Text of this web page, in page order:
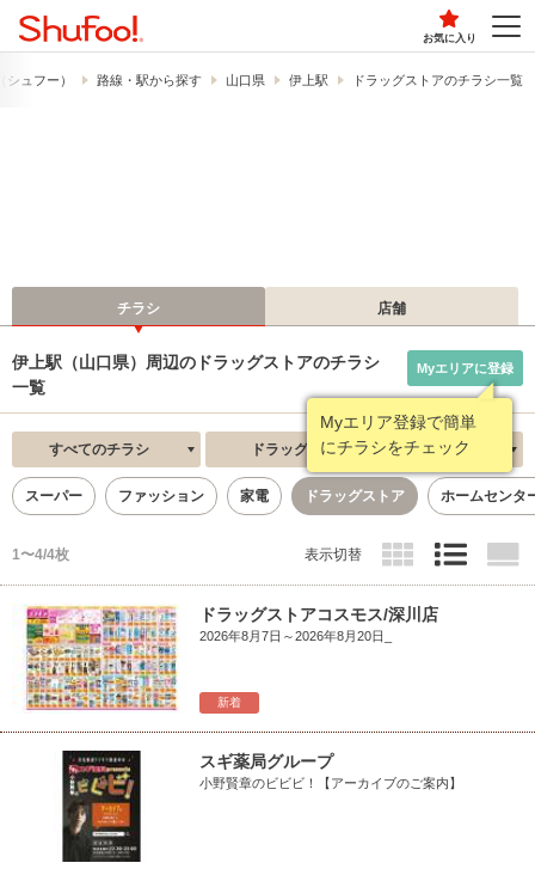
お気に入り
ュフー） 路線・駅から探す 山口県 伊上駅 ドラッグストアのチラシ一覧
チラシ 店舗
伊上駅（山口県）周辺のドラッグストアのチラシ
一覧
Myエリア登録で簡単
にチラシをチェック
Myエリアに登録
すべてのチラシ ドラッグストア 新着順
スーパー ファッション 家電 ドラッグストア ホームセンタ
1〜4/4枚 表示切替
新着
ドラッグストアコスモス/深川店
2026年8月7日～2026年8月20日_
スギ薬局グループ
小野賢章のビビビ！【アーカイブのご案内】